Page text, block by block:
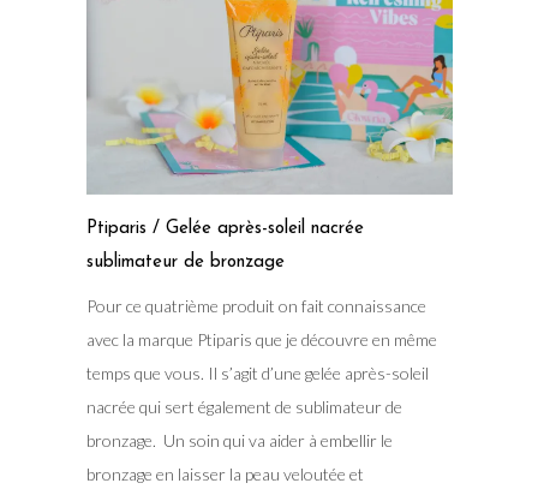
Ptiparis / Gelée après-soleil nacrée
sublimateur de bronzage
Pour ce quatrième produit on fait connaissance
avec la marque Ptiparis que je découvre en même
temps que vous. Il s’agit d’une gelée après-soleil
nacrée qui sert également de sublimateur de
bronzage. Un soin qui va aider à embellir le
bronzage en laisser la peau veloutée et